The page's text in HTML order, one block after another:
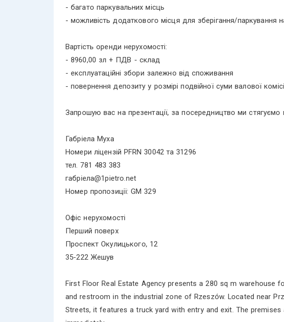
- багато паркувальних місць
- можливість додаткового місця для зберігання/паркування
Вартість оренди нерухомості:
- 8960,00 зл + ПДВ - склад
- експлуатаційні збори залежно від споживання
- повернення депозиту у розмірі подвійної суми валової
Запрошую вас на презентації, за посередництво ми стягуємо
Габріела Муха
Номери ліцензій PFRN 30042 та 31296
тел. 781 483 383
габріела@1pietro.net
Номер пропозиції: GM 329
Офіс нерухомості
Перший поверх
Проспект Окулицького, 12
35-222 Жешув
First Floor Real Estate Agency presents a 280 sq m warehouse
and restroom in the industrial zone of Rzeszów. Located near
Streets, it features a truck yard with entry and exit. The premises